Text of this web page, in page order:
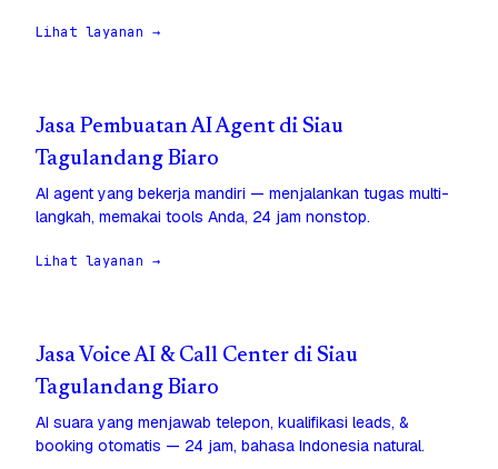
Lihat layanan →
Jasa Pembuatan AI Agent di Siau
Tagulandang Biaro
AI agent yang bekerja mandiri — menjalankan tugas multi-
langkah, memakai tools Anda, 24 jam nonstop.
Lihat layanan →
Jasa Voice AI & Call Center di Siau
Tagulandang Biaro
AI suara yang menjawab telepon, kualifikasi leads, &
booking otomatis — 24 jam, bahasa Indonesia natural.